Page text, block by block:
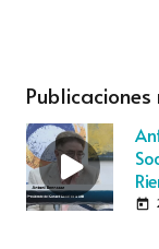
Publicaciones
today